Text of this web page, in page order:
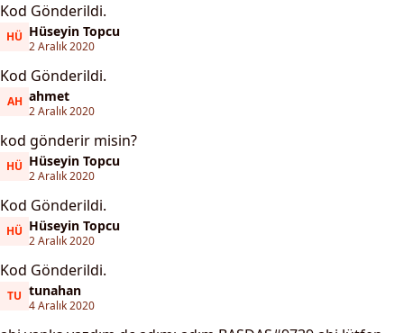
Kod Gönderildi.
HÜHüseyin Topcu
Hüseyin Topcu
2 Aralık 2020
Kod Gönderildi.
AHahmet
ahmet
2 Aralık 2020
kod gönderir misin?
HÜHüseyin Topcu
Hüseyin Topcu
2 Aralık 2020
Kod Gönderildi.
HÜHüseyin Topcu
Hüseyin Topcu
2 Aralık 2020
Kod Gönderildi.
TUtunahan
tunahan
4 Aralık 2020